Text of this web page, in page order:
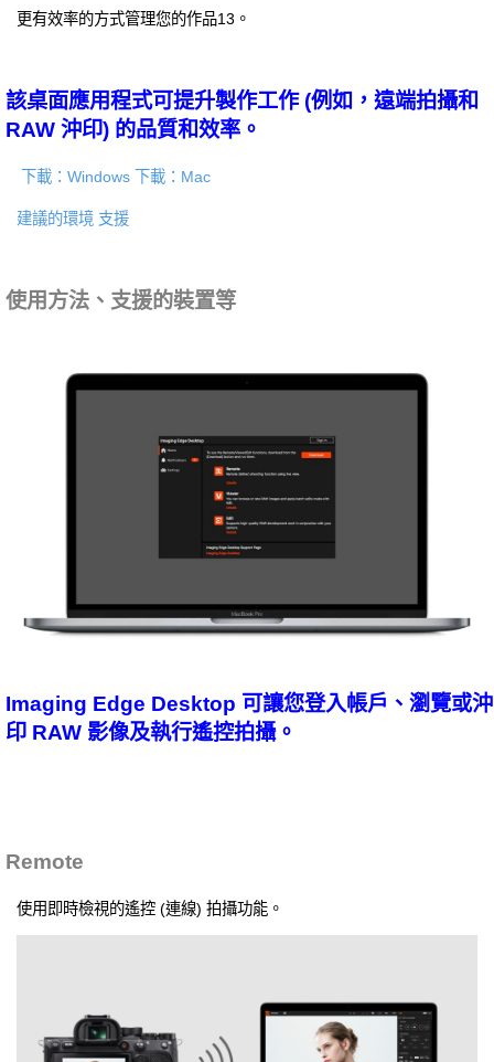
更有效率的方式管理您的作品13。
該桌面應用程式可提升製作工作 (例如，遠端拍攝和
RAW 沖印) 的品質和效率。
下載：Windows 下載：Mac
建議的環境 支援
使用方法、支援的裝置等
Imaging Edge Desktop 可讓您登入帳戶、瀏覽或沖
印 RAW 影像及執行遙控拍攝。
Remote
使用即時檢視的遙控 (連線) 拍攝功能。